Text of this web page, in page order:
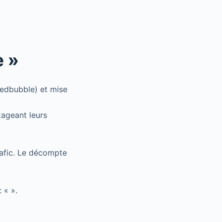
»
et mise
leurs
Le décompte
« ».